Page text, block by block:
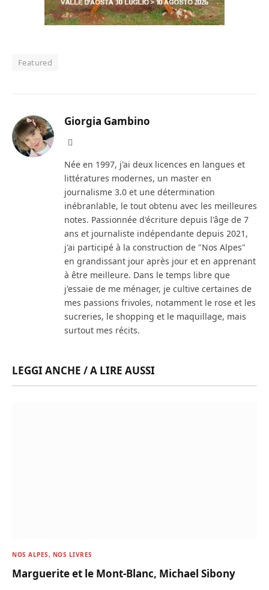
Featured
Giorgia Gambino
Née en 1997, j'ai deux licences en langues et
littératures modernes, un master en
journalisme 3.0 et une détermination
inébranlable, le tout obtenu avec les meilleures
notes. Passionnée d'écriture depuis l'âge de 7
ans et journaliste indépendante depuis 2021,
j'ai participé à la construction de "Nos Alpes"
en grandissant jour après jour et en apprenant
à être meilleure. Dans le temps libre que
j'essaie de me ménager, je cultive certaines de
mes passions frivoles, notamment le rose et les
sucreries, le shopping et le maquillage, mais
surtout mes récits.
LEGGI ANCHE / A LIRE AUSSI
NOS ALPES, NOS LIVRES
Marguerite et le Mont-Blanc, Michael Sibony